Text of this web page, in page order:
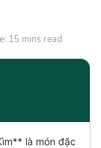
15 mins read
là món đặc